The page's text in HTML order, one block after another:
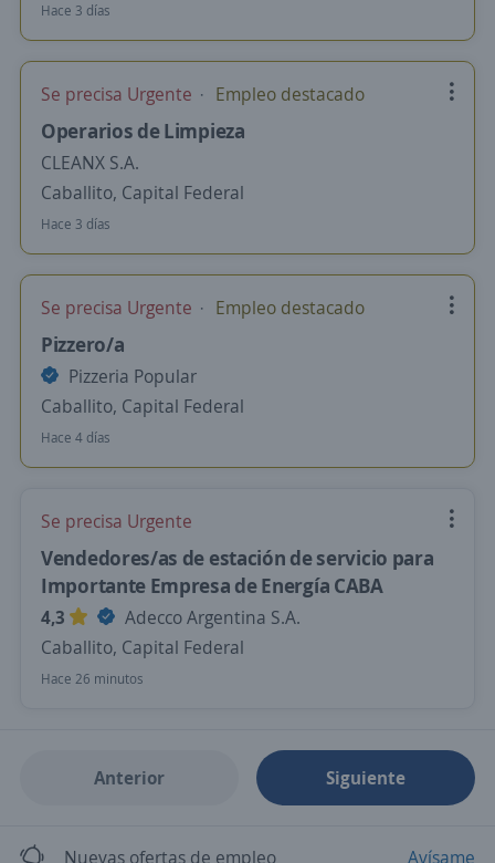
Hace 3 días
Se precisa Urgente Empleo destacado
Operarios de Limpieza
CLEANX S.A.
Caballito, Capital Federal
Hace 3 días
Se precisa Urgente Empleo destacado
Pizzero/a
Pizzeria Popular
Caballito, Capital Federal
Hace 4 días
Se precisa Urgente
Vendedores/as de estación de servicio para
Importante Empresa de Energía CABA
4,3
Adecco Argentina S.A.
Caballito, Capital Federal
Hace 26 minutos
Anterior Siguiente
Nuevas ofertas de empleo Avísame